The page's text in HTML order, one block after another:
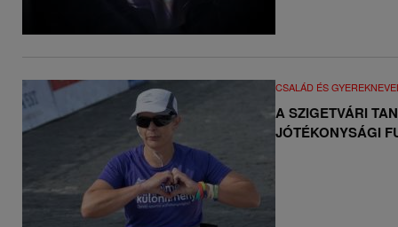
CSALÁD ÉS
A SZIGETVÁRI
JÓTÉKONYSÁGI